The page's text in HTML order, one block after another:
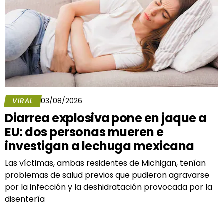
VIRAL 03/08/2026
Diarrea explosiva pone en jaque a
EU: dos personas mueren e
investigan a lechuga mexicana
Las víctimas, ambas residentes de Michigan, tenían
problemas de salud previos que pudieron agravarse
por la infección y la deshidratación provocada por la
disentería